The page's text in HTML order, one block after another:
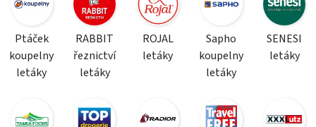
Ptáček
koupelny
letáky
RABBIT
řeznictví
letáky
ROJAL
letáky
Sapho
koupelny
letáky
SENESI
letáky